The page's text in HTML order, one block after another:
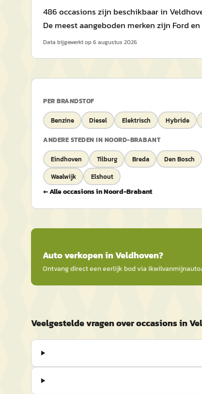
486 occasions zijn beschikbaar in
De meest aangeboden merken zijn Ford
Data bijgewerkt op6 augustus 2026
PER BRANDSTOF
Benzine Diesel Elektrisch Hybride
ANDERE STEDEN IN NOORD-BRABANT
Eindhoven Tilburg Breda Den Bosch
Waalwijk
Elshout
← Alle occasions inNoord-Brabant
Autoverkopen inVeldhoven?
Ontvang direct een eerlijk bod via
Veelgestelde vragen over occasions in